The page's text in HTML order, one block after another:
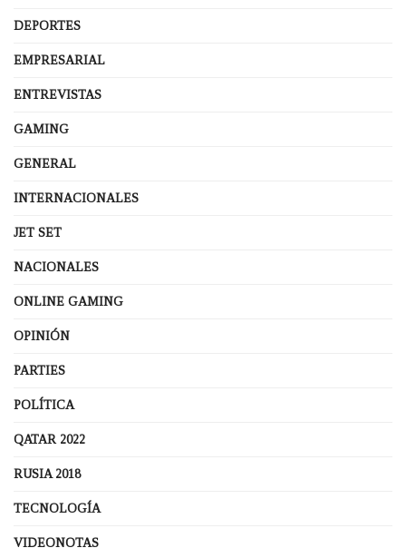
DEPORTES
EMPRESARIAL
ENTREVISTAS
GAMING
GENERAL
INTERNACIONALES
JET SET
NACIONALES
ONLINE GAMING
OPINIÓN
PARTIES
POLÍTICA
QATAR 2022
RUSIA 2018
TECNOLOGÍA
VIDEONOTAS